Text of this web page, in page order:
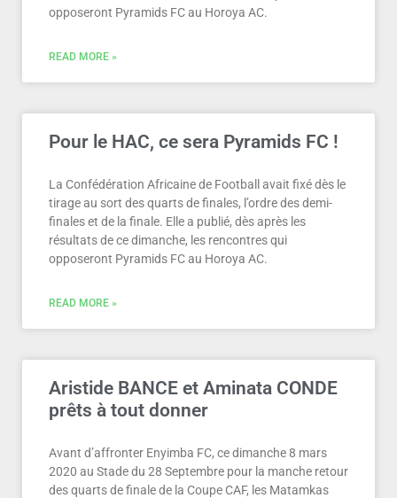
opposeront Pyramids FC au Horoya AC.
READ MORE »
Pour le HAC, ce sera Pyramids FC !
La Confédération Africaine de Football avait fixé dès le
tirage au sort des quarts de finales, l’ordre des demi-
finales et de la finale. Elle a publié, dès après les
résultats de ce dimanche, les rencontres qui
opposeront Pyramids FC au Horoya AC.
READ MORE »
Aristide BANCE et Aminata CONDE
prêts à tout donner
Avant d’affronter Enyimba FC, ce dimanche 8 mars
2020 au Stade du 28 Septembre pour la manche retour
des quarts de finale de la Coupe CAF, les Matamkas